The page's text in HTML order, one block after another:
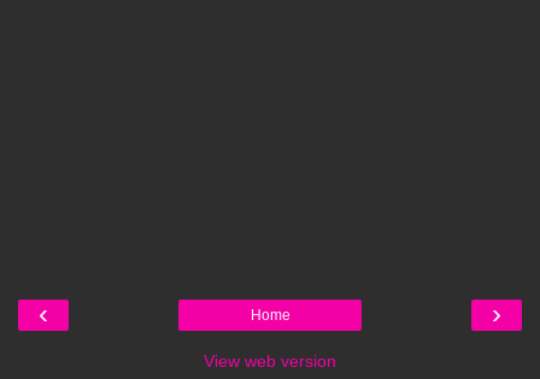
‹ ›
Home
View web version